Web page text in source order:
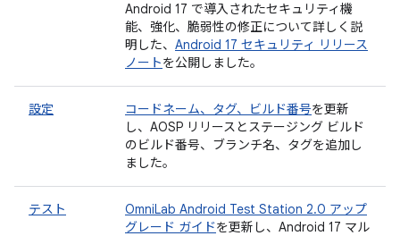
Android 17 で導入されたセキュリティ機
能、強化、脆弱性の修正について詳しく説
明した、 Android 17 セキュリティ リリース
ノートを公開しました。
設定 コードネーム、タグ、ビルド番号を更新
し、AOSP リリースとステージング ビルド
のビルド番号、ブランチ名、タグを追加し
ました。
テスト
OmniLab Android Test Station 2.0 アップ
グレード ガイドを更新し、Android 17 マル